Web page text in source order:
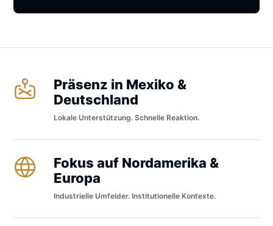
Präsenz in Mexiko &
Deutschland
Lokale Unterstützung. Schnelle Reaktion.
Fokus auf Nordamerika &
Europa
Industrielle Umfelder. Institutionelle Kontexte.